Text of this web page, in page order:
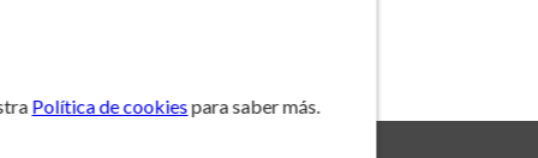
Política de cookiespara saber más.